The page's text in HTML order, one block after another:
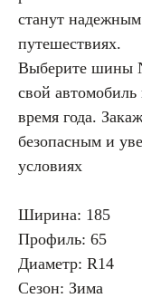
станут
путешествиях.
Выберите шины
свой
время года.
безопасным и
условиях
Ширина: 185
Профиль: 65
Диаметр: R14
Сезон: Зима